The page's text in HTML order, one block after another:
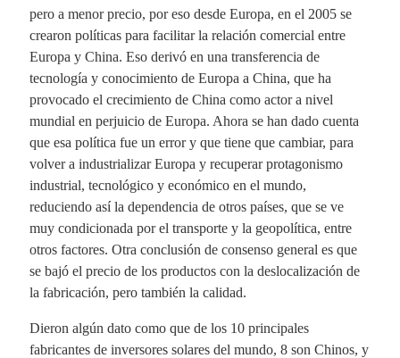
pero a menor precio, por eso desde Europa, en el 2005 se
crearon políticas para facilitar la relación comercial entre
Europa y China. Eso derivó en una transferencia de
tecnología y conocimiento de Europa a China, que ha
provocado el crecimiento de China como actor a nivel
mundial en perjuicio de Europa. Ahora se han dado cuenta
que esa política fue un error y que tiene que cambiar, para
volver a industrializar Europa y recuperar protagonismo
industrial, tecnológico y económico en el mundo,
reduciendo así la dependencia de otros países, que se ve
muy condicionada por el transporte y la geopolítica, entre
otros factores. Otra conclusión de consenso general es que
se bajó el precio de los productos con la deslocalización de
la fabricación, pero también la calidad.
Dieron algún dato como que de los 10 principales
fabricantes de inversores solares del mundo, 8 son Chinos, y